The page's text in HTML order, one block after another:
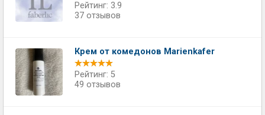
Рейтинг: 3.9
37 отзывов
Крем от комедонов Marienkafer
Рейтинг: 5
49 отзывов